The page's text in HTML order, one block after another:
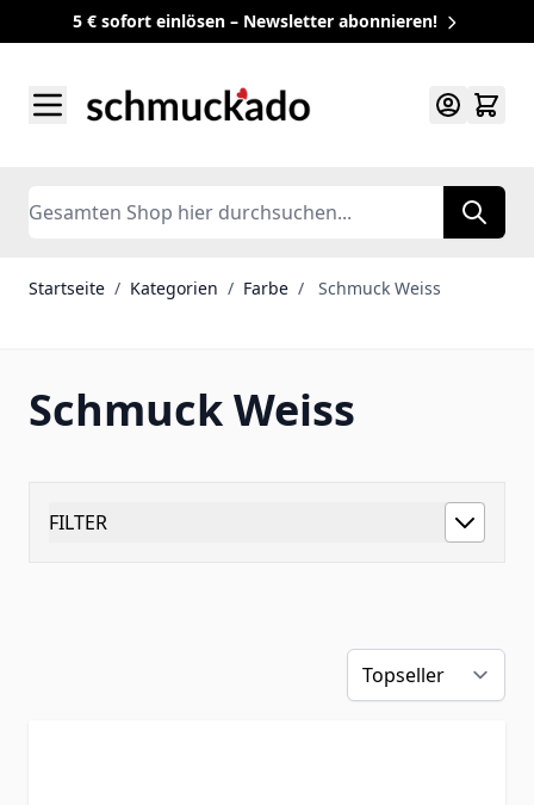
5 € sofort einlösen – Newsletter abonnieren!
Search
Startseite / Kategorien / Farbe / Schmuck Weiss
Schmuck Weiss
FILTER